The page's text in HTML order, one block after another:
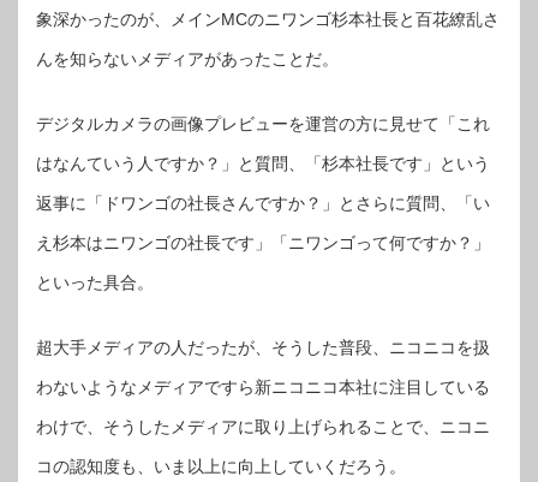
象深かったのが、メインMCのニワンゴ杉本社長と百花繚乱さ
んを知らないメディアがあったことだ。
デジタルカメラの画像プレビューを運営の方に見せて「これ
はなんていう人ですか？」と質問、「杉本社長です」という
返事に「ドワンゴの社長さんですか？」とさらに質問、「い
え杉本はニワンゴの社長です」「ニワンゴって何ですか？」
といった具合。
超大手メディアの人だったが、そうした普段、ニコニコを扱
わないようなメディアですら新ニコニコ本社に注目している
わけで、そうしたメディアに取り上げられることで、ニコニ
コの認知度も、いま以上に向上していくだろう。